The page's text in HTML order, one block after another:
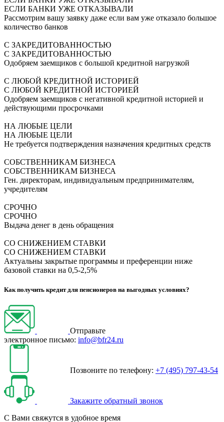
ЕСЛИ БАНКИ УЖЕ ОТКАЗЫВАЛИ
Рассмотрим вашу заявку даже если вам уже отказало большое
количество банков
С ЗАКРЕДИТОВАННОСТЬЮ
С ЗАКРЕДИТОВАННОСТЬЮ
Одобряем заемщиков с большой кредитной нагрузкой
С ЛЮБОЙ КРЕДИТНОЙ ИСТОРИЕЙ
С ЛЮБОЙ КРЕДИТНОЙ ИСТОРИЕЙ
Одобряем заемщиков с негативной кредитной историей и
действующими просрочками
НА ЛЮБЫЕ ЦЕЛИ
НА ЛЮБЫЕ ЦЕЛИ
Не требуется подтверждения назначения кредитных средств
СОБСТВЕННИКАМ БИЗНЕСА
СОБСТВЕННИКАМ БИЗНЕСА
Ген. директорам, индивидуальным предпринимателям,
учредителям
СРОЧНО
СРОЧНО
Выдача денег в день обращения
СО СНИЖЕНИЕМ СТАВКИ
СО СНИЖЕНИЕМ СТАВКИ
Актуальны закрытые программы и преференции ниже
базовой ставки на 0,5-2,5%
Как получить кредит для пенсионеров на выгодных условиях?
Отправьте
электронное письмо: info@bfr24.ru
Позвоните по телефону: +7 (495) 797-43-54
Закажите обратный звонок
С Вами свяжутся в удобное время